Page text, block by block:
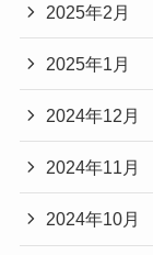
2025年2月
2025年1月
2024年12月
2024年11月
2024年10月